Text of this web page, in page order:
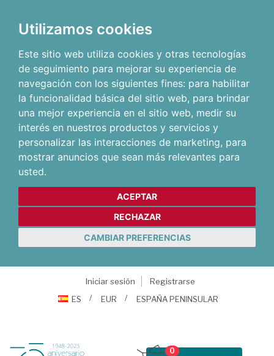
Utilizamos cookies
Este sitio web utiliza cookies y otras tecnologías
de seguimiento para mejorar su experiencia de
navegación con los siguientes fines: para habilitar
la funcionalidad básica del sitio web, para brindar
una mejor experiencia en el sitio web, medir su
interés en nuestros productos y servicios y
personalizar las interacciones de marketing, para
mostrar anuncios que sean más relevantes para
usted.
ACEPTAR
RECHAZAR
CAMBIAR PREFERENCIAS
Iniciar sesión
Registrarse
ES
EUR ESPAÑA PENINSULAR
0